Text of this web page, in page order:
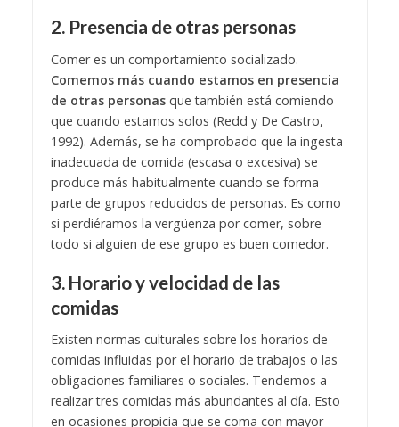
2. Presencia de otras personas
Comer es un comportamiento socializado.
Comemos más cuando estamos en presencia
de otras personasque también está comiendo
que cuando estamos solos (Redd y De Castro,
1992). Además, se ha comprobado que la ingesta
inadecuada de comida (escasa o excesiva) se
produce más habitualmente cuando se forma
parte de grupos reducidos de personas. Es como
si perdiéramos la vergüenza por comer, sobre
todo si alguien de ese grupo es buen comedor.
3. Horario y velocidad de las
comidas
Existen normas culturales sobre los horarios de
comidas influidas por el horario de trabajos o las
obligaciones familiares o sociales. Tendemos a
realizar tres comidas más abundantes al día. Esto
en ocasiones propicia que se coma con mayor